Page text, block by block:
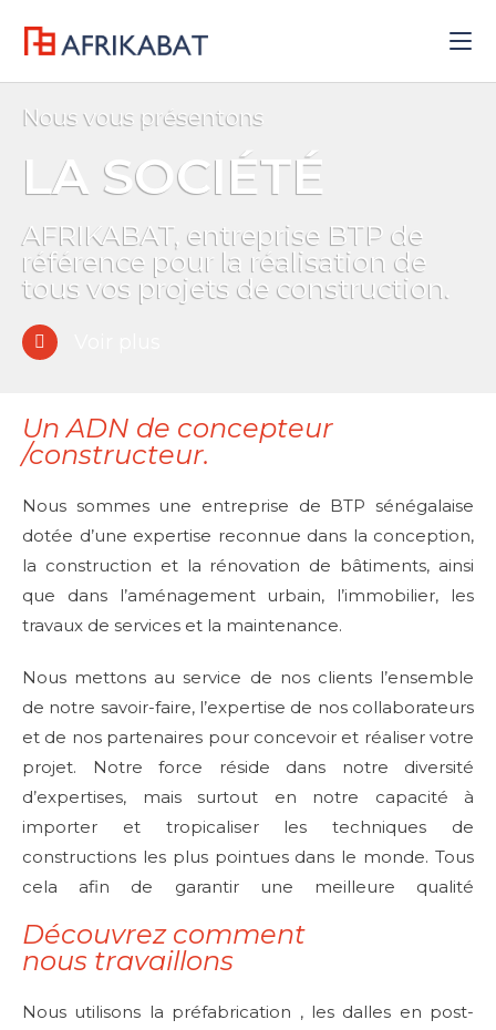
Nous vous présentons
LA SOCIÉTÉ
AFRIKABAT, entreprise BTP de
référence pour la réalisation de
tous vos projets de construction.
Un ADN de concepteur
/constructeur.
Nous sommes une entreprise de BTP sénégalaise
dotée d’une expertise reconnue dans la conception,
la construction et la rénovation de bâtiments, ainsi
que dans l’aménagement urbain, l’immobilier, les
travaux de services et la maintenance.
Nous mettons au service de nos clients l’ensemble
de notre savoir-faire, l’expertise de nos collaborateurs
et de nos partenaires pour concevoir et réaliser votre
projet. Notre force réside dans notre diversité
d’expertises, mais surtout en notre capacité à
importer et tropicaliser les techniques de
constructions les plus pointues dans le monde. Tous
cela afin de garantir une meilleure qualité
Découvrez comment
nous travaillons
Nous utilisons la préfabrication , les dalles en post-